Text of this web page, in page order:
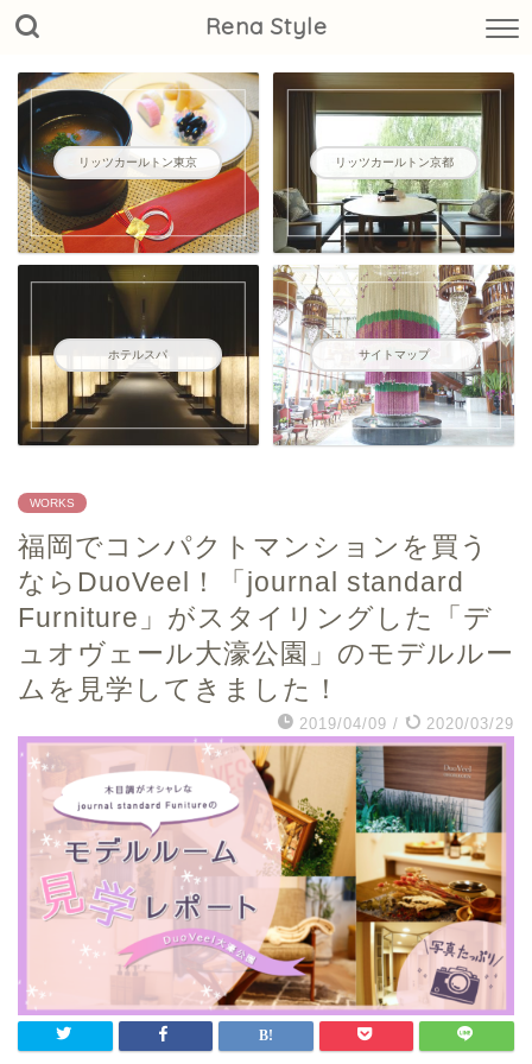
Rena Style
リッツカールトン東京 リッツカールトン京都
ホテルスパ サイトマップ
WORKS
福岡でコンパクトマンションを買う
ならDuoVeel！「journal standard
Furniture」がスタイリングした「デ
ュオヴェール大濠公園」のモデルルー
ムを見学してきました！
2019/04/09 / 2020/03/29